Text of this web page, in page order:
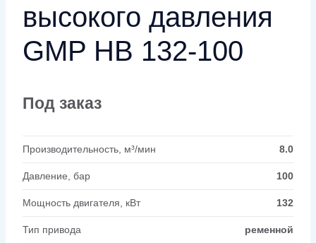
высокого давления
GMP HB 132-100
Под заказ
Производительность, м³/мин 8.0
Давление, бар 100
Мощность двигателя, кВт 132
Тип привода ременной